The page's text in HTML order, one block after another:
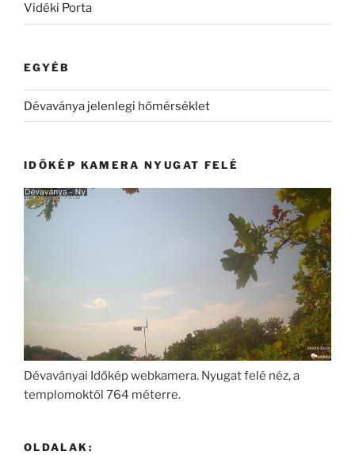
Vidéki Porta
EGYÉB
Dévaványa jelenlegi hőmérséklet
IDŐKÉP KAMERA NYUGAT FELÉ
Dévaványai Időkép webkamera. Nyugat felé néz, a
templomoktól 764 méterre.
OLDALAK: